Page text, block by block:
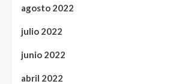
agosto 2022
julio 2022
junio 2022
abril 2022